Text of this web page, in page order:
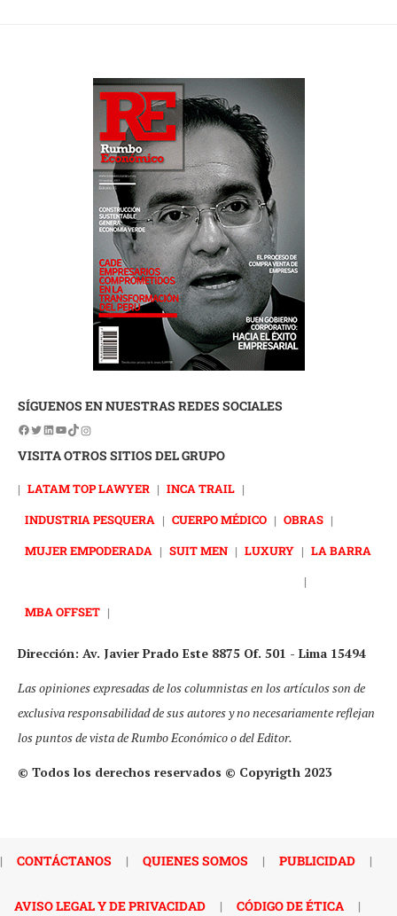
SÍGUENOS EN NUESTRAS REDES SOCIALES
VISITA OTROS SITIOS DEL GRUPO
| LATAM TOP LAWYER | INCA TRAIL |
INDUSTRIA PESQUERA | CUERPO MÉDICO | OBRAS |
MUJER EMPODERADA | SUIT MEN | LUXURY | LA BARRA
|
MBA OFFSET |
Dirección: Av. Javier Prado Este 8875 Of. 501 - Lima 15494
Las opiniones expresadas de los columnistas en los artículos son de
exclusiva responsabilidad de sus autores y no necesariamente reflejan
los puntos de vista de Rumbo Económico o del Editor.
© Todos los derechos reservados © Copyrigth 2023
| CONTÁCTANOS | QUIENES SOMOS | PUBLICIDAD |
AVISO LEGAL Y DE PRIVACIDAD | CÓDIGO DE ÉTICA |